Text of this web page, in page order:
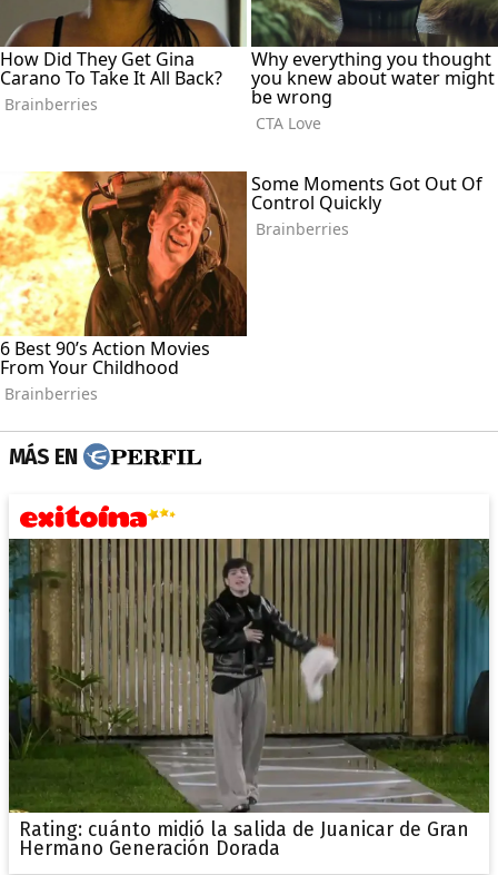
MÁS EN
Rating: cuánto midió la salida de Juanicar de Gran
Hermano Generación Dorada